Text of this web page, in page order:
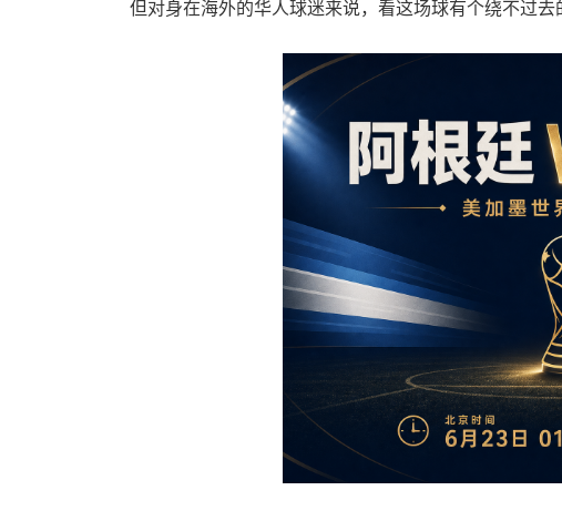
但对身在海外的华人球迷来说，看这场球有个绕不过去